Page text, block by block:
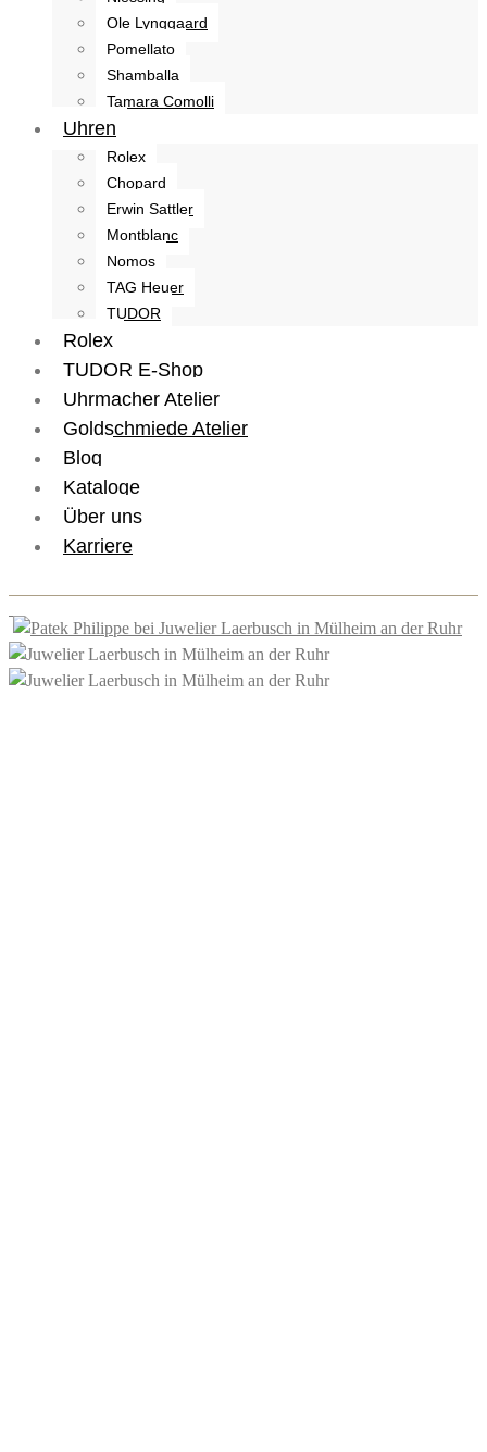
Ole Lynggaard
Pomellato
Shamballa
Tamara Comolli
Uhren
Rolex
Chopard
Erwin Sattler
Montblanc
Nomos
TAG Heuer
TUDOR
Rolex
TUDOR E-Shop
Uhrmacher Atelier
Goldschmiede Atelier
Blog
Kataloge
Über uns
Karriere